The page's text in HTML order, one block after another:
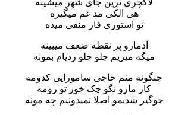
لاکچری ترین جای شهر میشینه
هی الکی مد غم میگیره
تو استوری فاز منفی میده
آدمارو پر نقطه ضعف میبینه
میگه میریم جلو جلو ردپام بمونه
جنگوئه منم حاجی سامورایی کدومه
کار مارو نگو چک خور تو رومه
جوگیر شدیمو اصلا نمیدونیم چه مونه